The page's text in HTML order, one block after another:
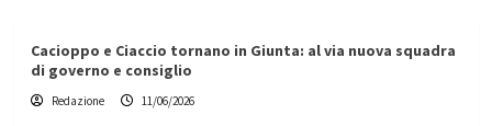
Cacioppo e Ciaccio tornano in Giunta: al via nuova squadra
di governo e consiglio
Redazione 11/06/2026